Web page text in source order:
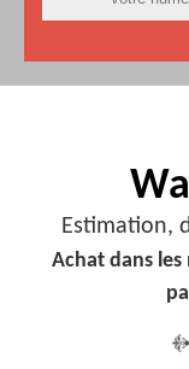
Estimation,
Achat dans